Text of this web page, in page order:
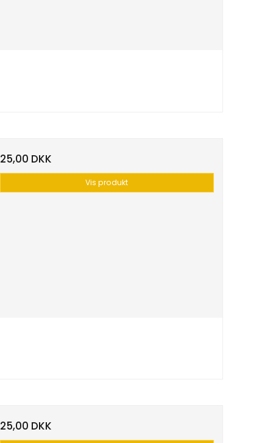
25,00 DKK
Vis produkt
25,00 DKK